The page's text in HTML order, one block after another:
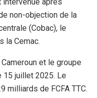
non-objection de la
(Cobac), le
la Cemac.
et le groupe
15 juillet 2025. Le
milliards de FCFA TTC.